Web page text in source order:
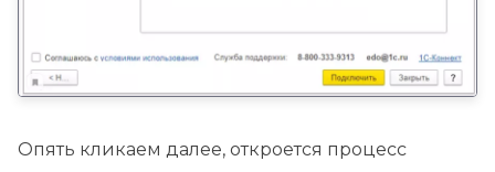
Опять кликаем далее, откроется процесс